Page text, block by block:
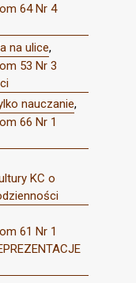
64 Nr 4
na ulice,
53 Nr 3
nauczanie,
66 Nr 1
KC o
61 Nr 1